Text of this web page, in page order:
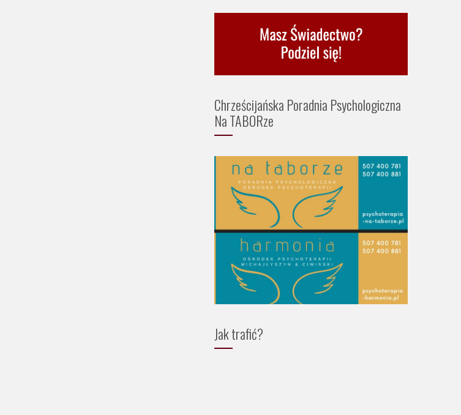
Chrześcijańska Poradnia Psychologiczna
Na TABORze
Jak trafić?